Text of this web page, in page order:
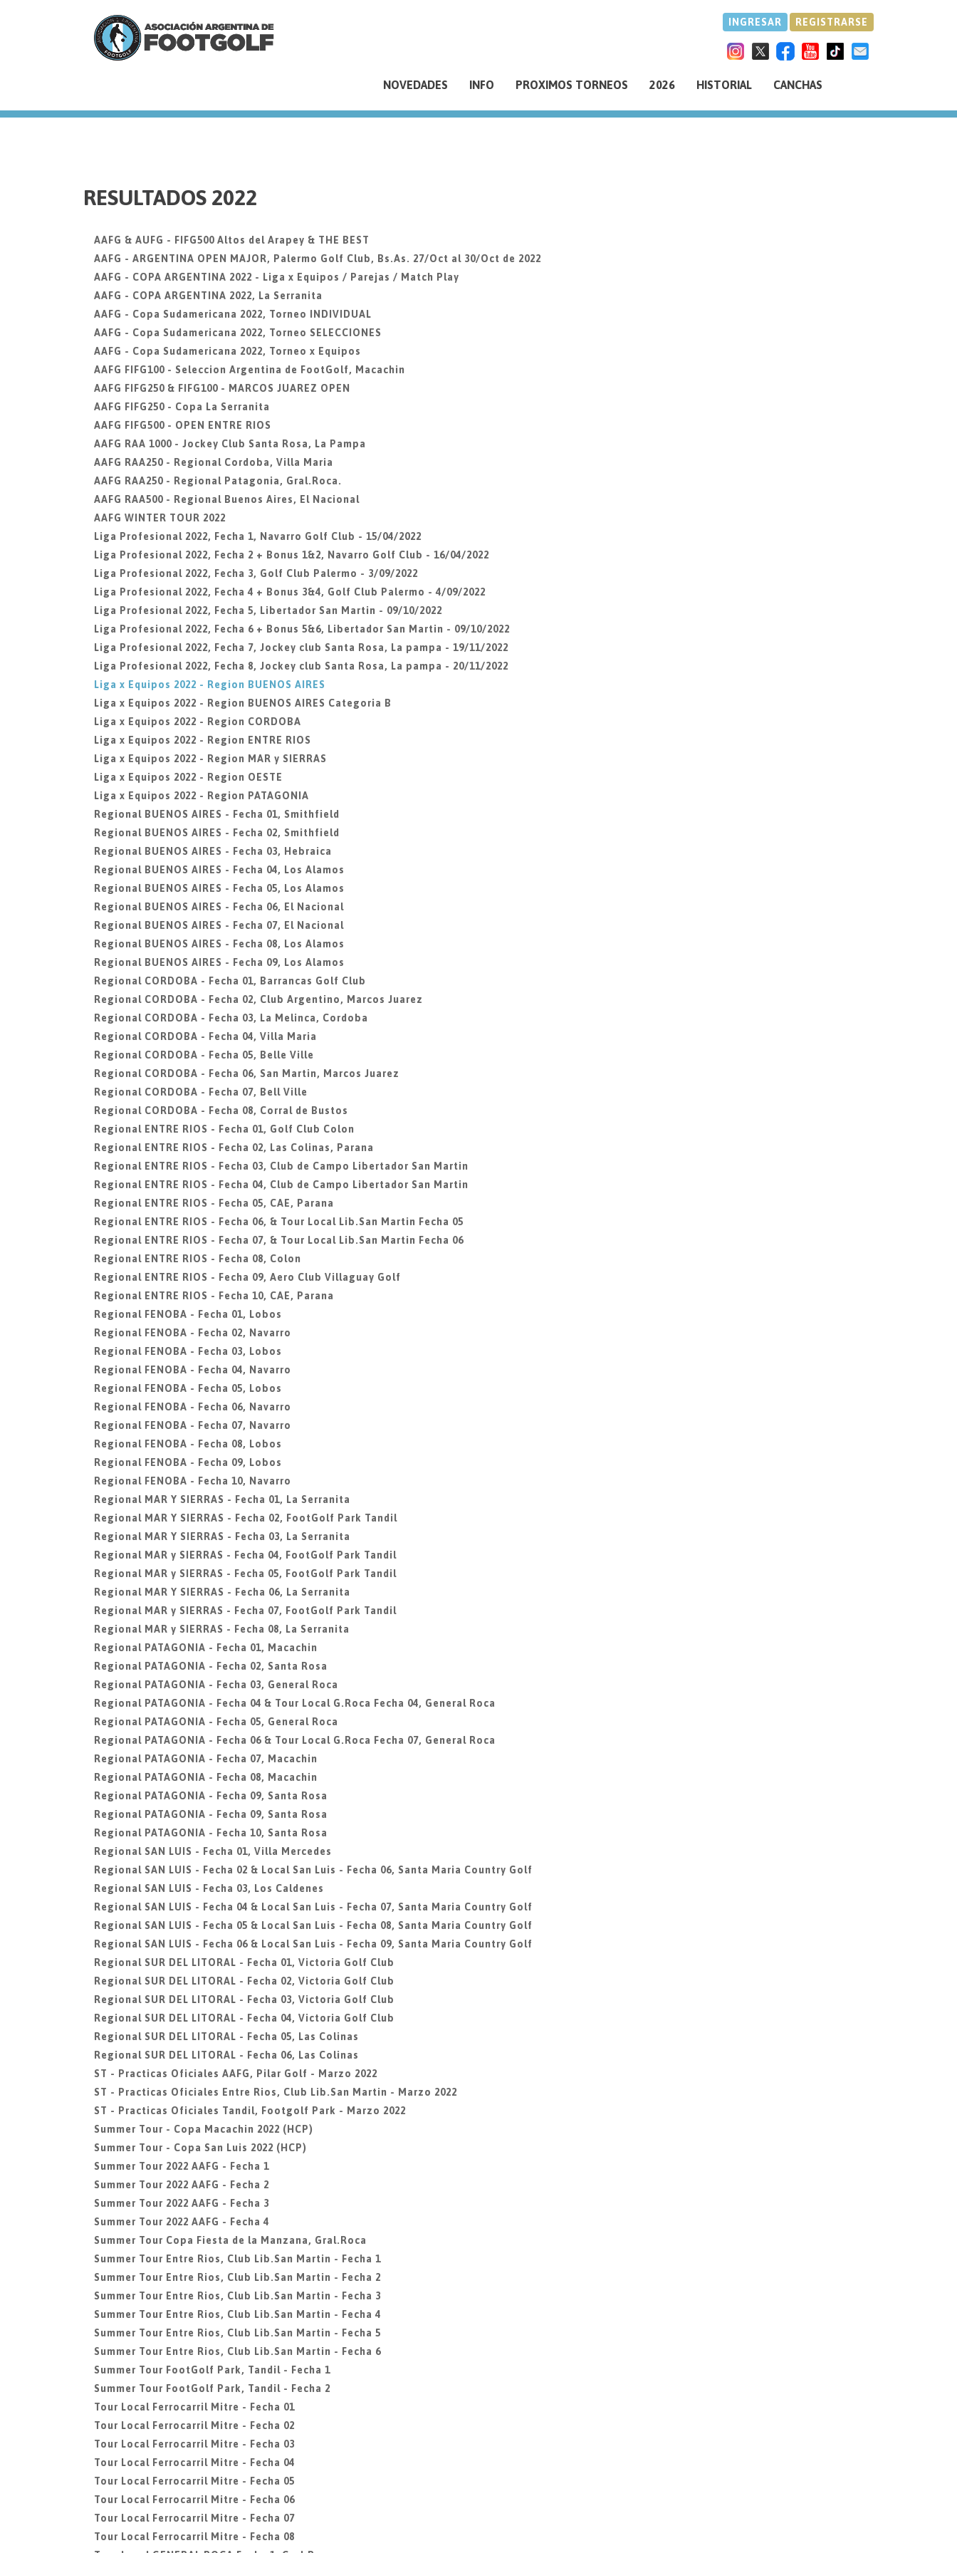
we
INGRESAR REGISTRARSE
NOVEDADES INFO PROXIMOS TORNEOS 2026 HISTORIAL CANCHAS
RESULTADOS 2022
AAFG & AUFG - FIFG500 Altos del Arapey & THE BEST
AAFG - ARGENTINA OPEN MAJOR, Palermo Golf Club, Bs.As. 27/Oct al 30/Oct de 2022
AAFG - COPA ARGENTINA 2022 - Liga x Equipos / Parejas / Match Play
AAFG - COPA ARGENTINA 2022, La Serranita
AAFG - Copa Sudamericana 2022, Torneo INDIVIDUAL
AAFG - Copa Sudamericana 2022, Torneo SELECCIONES
AAFG - Copa Sudamericana 2022, Torneo x Equipos
AAFG FIFG100 - Seleccion Argentina de FootGolf, Macachin
AAFG FIFG250 & FIFG100 - MARCOS JUAREZ OPEN
AAFG FIFG250 - Copa La Serranita
AAFG FIFG500 - OPEN ENTRE RIOS
AAFG RAA 1000 - Jockey Club Santa Rosa, La Pampa
AAFG RAA250 - Regional Cordoba, Villa Maria
AAFG RAA250 - Regional Patagonia, Gral.Roca.
AAFG RAA500 - Regional Buenos Aires, El Nacional
AAFG WINTER TOUR 2022
Liga Profesional 2022, Fecha 1, Navarro Golf Club - 15/04/2022
Liga Profesional 2022, Fecha 2 + Bonus 1&2, Navarro Golf Club - 16/04/2022
Liga Profesional 2022, Fecha 3, Golf Club Palermo - 3/09/2022
Liga Profesional 2022, Fecha 4 + Bonus 3&4, Golf Club Palermo - 4/09/2022
Liga Profesional 2022, Fecha 5, Libertador San Martin - 09/10/2022
Liga Profesional 2022, Fecha 6 + Bonus 5&6, Libertador San Martin - 09/10/2022
Liga Profesional 2022, Fecha 7, Jockey club Santa Rosa, La pampa - 19/11/2022
Liga Profesional 2022, Fecha 8, Jockey club Santa Rosa, La pampa - 20/11/2022
Liga x Equipos 2022 - Region BUENOS AIRES
Liga x Equipos 2022 - Region BUENOS AIRES Categoria B
Liga x Equipos 2022 - Region CORDOBA
Liga x Equipos 2022 - Region ENTRE RIOS
Liga x Equipos 2022 - Region MAR y SIERRAS
Liga x Equipos 2022 - Region OESTE
Liga x Equipos 2022 - Region PATAGONIA
Regional BUENOS AIRES - Fecha 01, Smithfield
Regional BUENOS AIRES - Fecha 02, Smithfield
Regional BUENOS AIRES - Fecha 03, Hebraica
Regional BUENOS AIRES - Fecha 04, Los Alamos
Regional BUENOS AIRES - Fecha 05, Los Alamos
Regional BUENOS AIRES - Fecha 06, El Nacional
Regional BUENOS AIRES - Fecha 07, El Nacional
Regional BUENOS AIRES - Fecha 08, Los Alamos
Regional BUENOS AIRES - Fecha 09, Los Alamos
Regional CORDOBA - Fecha 01, Barrancas Golf Club
Regional CORDOBA - Fecha 02, Club Argentino, Marcos Juarez
Regional CORDOBA - Fecha 03, La Melinca, Cordoba
Regional CORDOBA - Fecha 04, Villa Maria
Regional CORDOBA - Fecha 05, Belle Ville
Regional CORDOBA - Fecha 06, San Martin, Marcos Juarez
Regional CORDOBA - Fecha 07, Bell Ville
Regional CORDOBA - Fecha 08, Corral de Bustos
Regional ENTRE RIOS - Fecha 01, Golf Club Colon
Regional ENTRE RIOS - Fecha 02, Las Colinas, Parana
Regional ENTRE RIOS - Fecha 03, Club de Campo Libertador San Martin
Regional ENTRE RIOS - Fecha 04, Club de Campo Libertador San Martin
Regional ENTRE RIOS - Fecha 05, CAE, Parana
Regional ENTRE RIOS - Fecha 06, & Tour Local Lib.San Martin Fecha 05
Regional ENTRE RIOS - Fecha 07, & Tour Local Lib.San Martin Fecha 06
Regional ENTRE RIOS - Fecha 08, Colon
Regional ENTRE RIOS - Fecha 09, Aero Club Villaguay Golf
Regional ENTRE RIOS - Fecha 10, CAE, Parana
Regional FENOBA - Fecha 01, Lobos
Regional FENOBA - Fecha 02, Navarro
Regional FENOBA - Fecha 03, Lobos
Regional FENOBA - Fecha 04, Navarro
Regional FENOBA - Fecha 05, Lobos
Regional FENOBA - Fecha 06, Navarro
Regional FENOBA - Fecha 07, Navarro
Regional FENOBA - Fecha 08, Lobos
Regional FENOBA - Fecha 09, Lobos
Regional FENOBA - Fecha 10, Navarro
Regional MAR Y SIERRAS - Fecha 01, La Serranita
Regional MAR Y SIERRAS - Fecha 02, FootGolf Park Tandil
Regional MAR Y SIERRAS - Fecha 03, La Serranita
Regional MAR y SIERRAS - Fecha 04, FootGolf Park Tandil
Regional MAR y SIERRAS - Fecha 05, FootGolf Park Tandil
Regional MAR Y SIERRAS - Fecha 06, La Serranita
Regional MAR y SIERRAS - Fecha 07, FootGolf Park Tandil
Regional MAR y SIERRAS - Fecha 08, La Serranita
Regional PATAGONIA - Fecha 01, Macachin
Regional PATAGONIA - Fecha 02, Santa Rosa
Regional PATAGONIA - Fecha 03, General Roca
Regional PATAGONIA - Fecha 04 & Tour Local G.Roca Fecha 04, General Roca
Regional PATAGONIA - Fecha 05, General Roca
Regional PATAGONIA - Fecha 06 & Tour Local G.Roca Fecha 07, General Roca
Regional PATAGONIA - Fecha 07, Macachin
Regional PATAGONIA - Fecha 08, Macachin
Regional PATAGONIA - Fecha 09, Santa Rosa
Regional PATAGONIA - Fecha 09, Santa Rosa
Regional PATAGONIA - Fecha 10, Santa Rosa
Regional SAN LUIS - Fecha 01, Villa Mercedes
Regional SAN LUIS - Fecha 02 & Local San Luis - Fecha 06, Santa Maria Country Golf
Regional SAN LUIS - Fecha 03, Los Caldenes
Regional SAN LUIS - Fecha 04 & Local San Luis - Fecha 07, Santa Maria Country Golf
Regional SAN LUIS - Fecha 05 & Local San Luis - Fecha 08, Santa Maria Country Golf
Regional SAN LUIS - Fecha 06 & Local San Luis - Fecha 09, Santa Maria Country Golf
Regional SUR DEL LITORAL - Fecha 01, Victoria Golf Club
Regional SUR DEL LITORAL - Fecha 02, Victoria Golf Club
Regional SUR DEL LITORAL - Fecha 03, Victoria Golf Club
Regional SUR DEL LITORAL - Fecha 04, Victoria Golf Club
Regional SUR DEL LITORAL - Fecha 05, Las Colinas
Regional SUR DEL LITORAL - Fecha 06, Las Colinas
ST - Practicas Oficiales AAFG, Pilar Golf - Marzo 2022
ST - Practicas Oficiales Entre Rios, Club Lib.San Martin - Marzo 2022
ST - Practicas Oficiales Tandil, Footgolf Park - Marzo 2022
Summer Tour - Copa Macachin 2022 (HCP)
Summer Tour - Copa San Luis 2022 (HCP)
Summer Tour 2022 AAFG - Fecha 1
Summer Tour 2022 AAFG - Fecha 2
Summer Tour 2022 AAFG - Fecha 3
Summer Tour 2022 AAFG - Fecha 4
Summer Tour Copa Fiesta de la Manzana, Gral.Roca
Summer Tour Entre Rios, Club Lib.San Martin - Fecha 1
Summer Tour Entre Rios, Club Lib.San Martin - Fecha 2
Summer Tour Entre Rios, Club Lib.San Martin - Fecha 3
Summer Tour Entre Rios, Club Lib.San Martin - Fecha 4
Summer Tour Entre Rios, Club Lib.San Martin - Fecha 5
Summer Tour Entre Rios, Club Lib.San Martin - Fecha 6
Summer Tour FootGolf Park, Tandil - Fecha 1
Summer Tour FootGolf Park, Tandil - Fecha 2
Tour Local Ferrocarril Mitre - Fecha 01
Tour Local Ferrocarril Mitre - Fecha 02
Tour Local Ferrocarril Mitre - Fecha 03
Tour Local Ferrocarril Mitre - Fecha 04
Tour Local Ferrocarril Mitre - Fecha 05
Tour Local Ferrocarril Mitre - Fecha 06
Tour Local Ferrocarril Mitre - Fecha 07
Tour Local Ferrocarril Mitre - Fecha 08